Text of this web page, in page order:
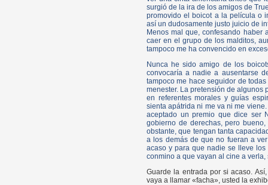
surgió de la ira de los amigos de
promovido el boicot a la película o
así un dudosamente justo juicio de
Menos mal que, confesando haber
caer en el grupo de los malditos,
tampoco me ha convencido en
Nunca he sido amigo de los
convocaría a nadie a ausentarse
tampoco me hace seguidor de
menester. La pretensión de algunos
en referentes morales y guías
sienta apátrida ni me va ni me
aceptado un premio que dice ser
gobierno de derechas, pero
obstante, que tengan tanta
a los demás de que no fueran a
acaso y para que nadie se lleve
conmino a que vayan al cine a
Guarde la entrada por si acaso.
vaya a llamar «facha», usted la